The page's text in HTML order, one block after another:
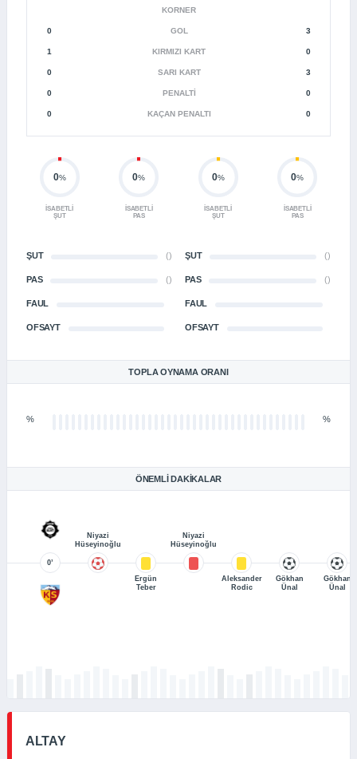
KORNER
0 GOL 3
1 KIRMIZI KART 0
0 SARI KART 3
0 PENALTI 0
0 KAÇAN PENALTI 0
0%
İSABETLI
ŞUT
0%
İSABETLI
PAS
ŞUT ()
PAS ()
FAUL
OFSAYT
0%
İSABETLI
ŞUT
0%
İSABETLI
PAS
ŞUT ()
PAS ()
FAUL
OFSAYT
TOPLA OYNAMA ORANI
% %
ÖNEMLI DAKIKALAR
0’
Niyazi
Hüseyinoğlu
Ergün
Teber
Niyazi
Hüseyinoğlu
Aleksander
Rodic
Gökhan
Ünal
Gökhan
Ünal
ALTAY